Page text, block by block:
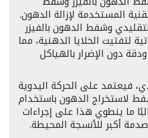
المستخدمة لإزالة الدهون.
وشفط الدهون بالفيزر
لتفتيت الخلايا الدهنية، مما
دون الإضرار بالهياكل
فيعتمد على الحركة اليدوية
لاستخراج الدهون باستخدام
ما ينطوي هذا على إجراءات
أكبر للأنسجة المحيطة.